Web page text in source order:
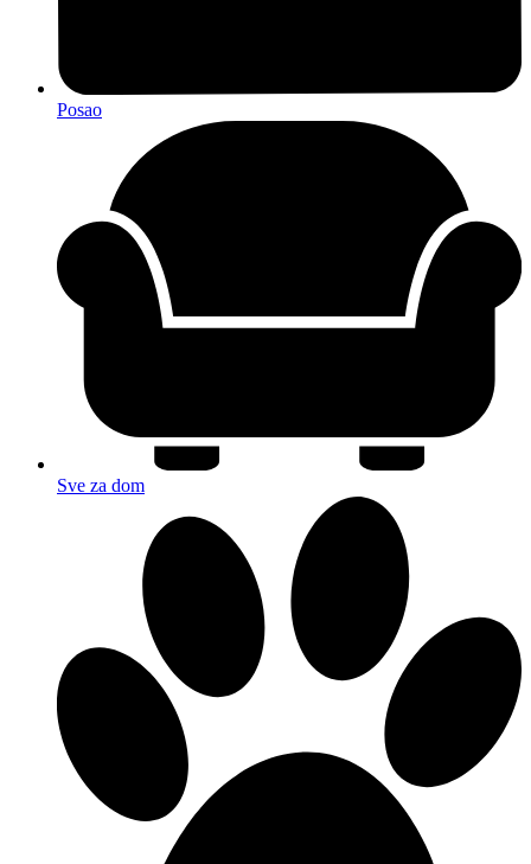
Posao
Sve za dom